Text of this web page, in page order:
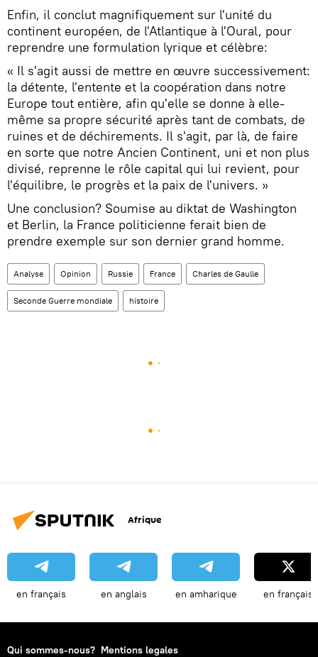
Enfin, il conclut magnifiquement sur l'unité du
continent européen, de l'Atlantique à l'Oural, pour
reprendre une formulation lyrique et célèbre:
« Il s'agit aussi de mettre en œuvre successivement:
la détente, l'entente et la coopération dans notre
Europe tout entière, afin qu'elle se donne à elle-
même sa propre sécurité après tant de combats, de
ruines et de déchirements. Il s'agit, par là, de faire
en sorte que notre Ancien Continent, uni et non plus
divisé, reprenne le rôle capital qui lui revient, pour
l'équilibre, le progrès et la paix de l'univers. »
Une conclusion? Soumise au diktat de Washington
et Berlin, la France politicienne ferait bien de
prendre exemple sur son dernier grand homme.
Analyse Opinion Russie France Charles de Gaulle
Seconde Guerre mondiale histoire
Afrique
en français en anglais en amharique en français
Qui sommes-nous? Mentions legales